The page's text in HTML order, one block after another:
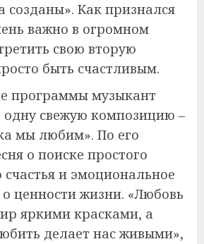
созданы». Как признался
важно в огромном
свою вторую
быть счастливым.
программы музыкант
свежую композицию –
мы любим». По его
о поиске простого
счастья и эмоциональное
ценности жизни. «Любовь
яркими красками, а
делает нас живыми»,